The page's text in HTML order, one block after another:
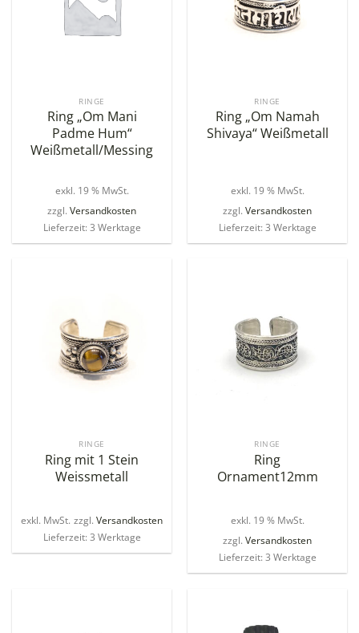
RINGE
Ring „Om Mani
Padme Hum“
Weißmetall/Messing
exkl. 19 % MwSt.
zzgl. Versandkosten
Lieferzeit: 3 Werktage
RINGE
Ring „Om Namah
Shivaya“ Weißmetall
exkl. 19 % MwSt.
zzgl. Versandkosten
Lieferzeit: 3 Werktage
RINGE
Ring mit 1 Stein
Weissmetall
exkl. MwSt. zzgl. Versandkosten
Lieferzeit: 3 Werktage
RINGE
Ring
Ornament12mm
exkl. 19 % MwSt.
zzgl. Versandkosten
Lieferzeit: 3 Werktage